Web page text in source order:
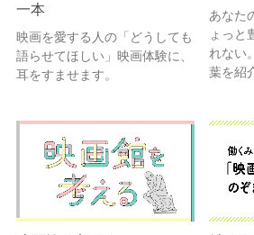
一本
映画を愛する人の「どうしても
語らせてほしい」映画体験に、
耳をすませます。
あなた
ょっと
れない
葉を紹